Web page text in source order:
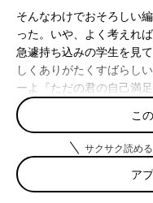
そんなわけでおそろしい
った。いや、よく考えれ
急遽持ち込みの学生を見
しくありがたくすばらし
ーよ『ただの君の自己満
ってたぞこの人。そんな
じゃあ見せて。と言われ
もうひと作品違う話のネ
読み進めていく編集さん
持ちでハラハラと待って
こ
サクサク読め
ア